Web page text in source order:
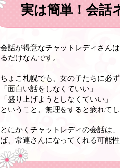
実は簡単！会話
会話が得意なチャットレディさん
るだけなんです。
ちょこ札幌でも、女の子たちに必
「面白い話をしなくていい」
「盛り上げようとしなくていい」
ということ。無理をすると疲れて
とにかくチャットレディの会話は
ば、常連さんになってくれる可能性